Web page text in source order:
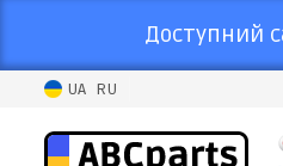
Доступний
UA RU